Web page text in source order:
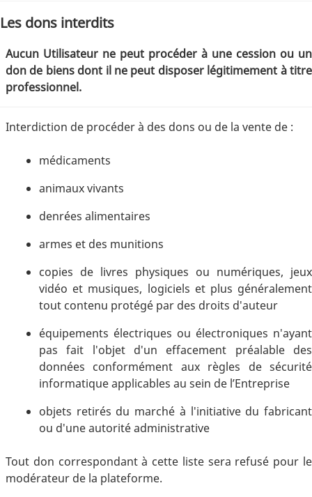
Les dons interdits
Aucun Utilisateur ne peut procéder à une cession ou un
don de biens dont il ne peut disposer légitimement à titre
professionnel.
Interdiction de procéder à des dons ou de la vente de :
médicaments
animaux vivants
denrées alimentaires
armes et des munitions
copies de livres physiques ou numériques, jeux
vidéo et musiques, logiciels et plus généralement
tout contenu protégé par des droits d'auteur
équipements électriques ou électroniques n'ayant
pas fait l'objet d'un effacement préalable des
données conformément aux règles de sécurité
informatique applicables au sein de l’Entreprise
objets retirés du marché à l'initiative du fabricant
ou d'une autorité administrative
Tout don correspondant à cette liste sera refusé pour le
modérateur de la plateforme.